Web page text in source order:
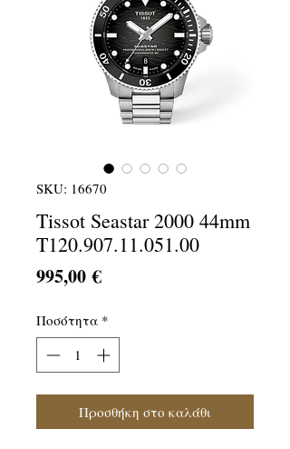
SKU: 16670
Tissot Seastar 2000 44mm
T120.907.11.051.00
995,00 €Τιμή
Ποσότητα *
Προσθήκη στο καλάθι